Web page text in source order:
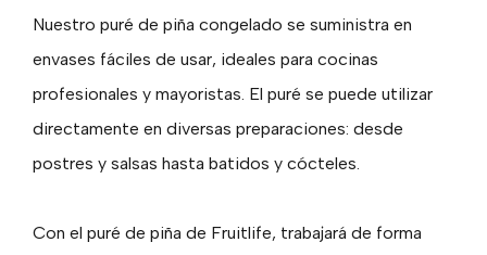
Nuestro puré de piña congelado se suministra en
envases fáciles de usar, ideales para cocinas
profesionales y mayoristas. El puré se puede utilizar
directamente en diversas preparaciones: desde
postres y salsas hasta batidos y cócteles.
Con el puré de piña de Fruitlife, trabajará de forma